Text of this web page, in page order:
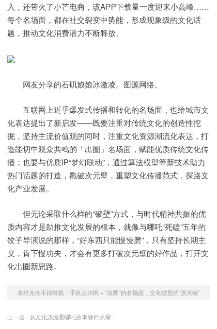
入，还带火了小芒电商，该APP下载量一度迎来小高峰……
每个名场面，都在社交裂变中势能，形成现象级的文化话
题，推动文化消费潜力不断释放。
网友分享的石矶娘娘冰激凌。图源网络。
互联网上近乎爆发式传播和转化的名场面，也给城市文
化表达提出了新启发——既要注重对传统文化的创造性挖
掘，坚持主流价值观的同时，注重文化资源潮流化表达，打
造能切中观众共鸣的「出圈」名场面，赋能优质传统文化传
播；也要与优质IP“梦幻联动”，通过算法模型等新技术助力
热门话题的打造，戳破次元壁，重塑文化传播范式，探路文
化产业发展。
但无论采取什么样的“破壁”方式，与时代精神共振的优
质内容才是助推文化发展的根本，就像与哪吒“死磕”五年的
饺子导演说的那样，“好东西只能慢慢磨”，只有坚持长期主
义，肯下慢功夫，才会有更多打破次元壁的好作品，打开文
化出圈新思路。
未经允许不得转载： 手机云川网 » “出圈”的名场面，文化破壁的“混天绫”
上一篇
从文化源流看哪吒故事缘何火爆“